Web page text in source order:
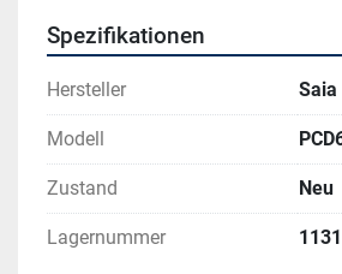
Spezifikationen
Hersteller Saia
Modell
Zustand Neu
Lagernummer 1131